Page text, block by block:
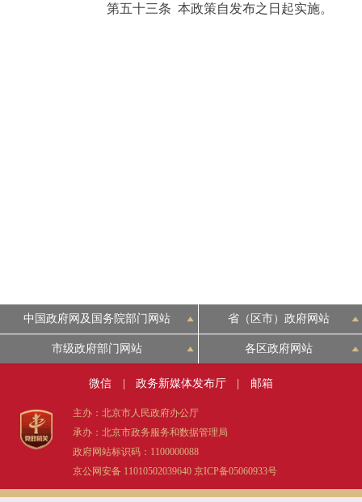
第五十三条 本政策自发布之日起实施。
中国政府网及国务院部门网站 省（区市）政府网站
市级政府部门网站 各区政府网站
微信 政务新媒体发布厅 邮箱
主办：北京市人民政府办公厅
承办：北京市政务服务和数据管理局
政府网站标识码：1100000088
京公网安备 11010502039640 京ICP备05060933号